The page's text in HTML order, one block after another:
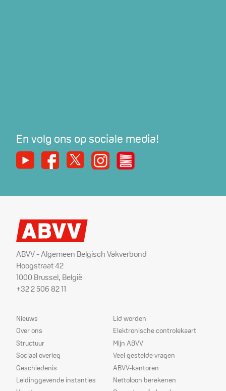
En volg ons op sociale media!
Youtube Facebook
X InstagramDe Nieuwe Werker
ABVV - Algemeen Belgisch Vakverbond
Hoogstraat 42
1000 Brussel, België
+32 2 506 82 11
Sitemap
Nieuws
Over ons
Structuur
Sociaal overleg
Geschiedenis
Leidinggevende instanties
Dienstverlening
Lid worden
Elektronische controlekaart
Mijn ABVV
Veel gestelde vragen
ABVV-kantoren
Nettoloon berekenen